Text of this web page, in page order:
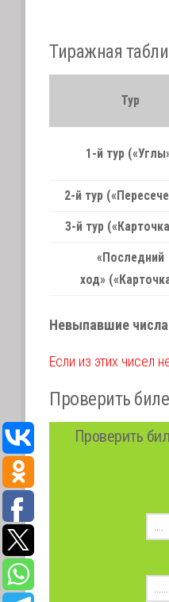
Тиражная
Тур
1-й тур
2-й тур
3-й тур
«Последний
ход»
Невыпавшие числа
Если из этих чисел
Проверить
Проверить